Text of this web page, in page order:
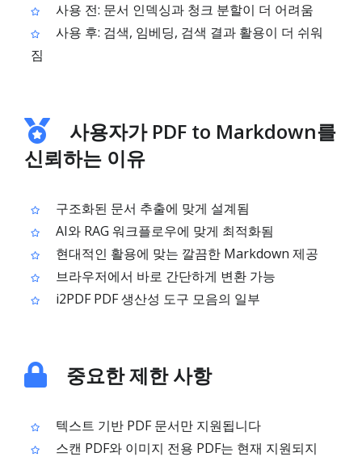
사용 전: 문서 인덱싱과 청크 분할이 더 어려움
사용 후: 검색, 임베딩, 검색 결과 활용이 더 쉬워
짐
사용자가 PDF to Markdown를
신뢰하는 이유
구조화된 문서 추출에 맞게 설계됨
AI와 RAG 워크플로우에 맞게 최적화됨
현대적인 활용에 맞는 깔끔한 Markdown 제공
브라우저에서 바로 간단하게 변환 가능
i2PDF PDF 생산성 도구 모음의 일부
중요한 제한 사항
텍스트 기반 PDF 문서만 지원됩니다
스캔 PDF와 이미지 전용 PDF는 현재 지원되지